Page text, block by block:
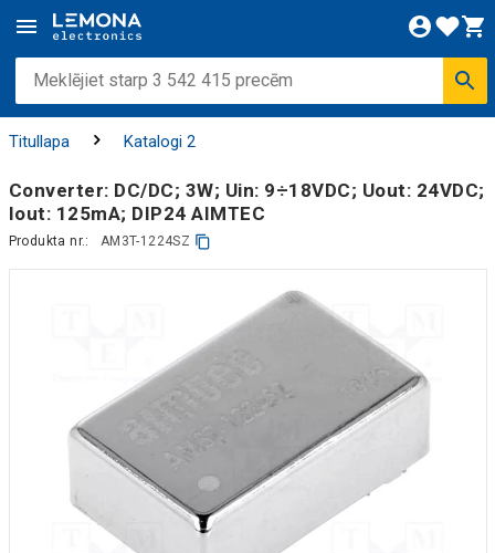
Titullapa Katalogi 2
Converter: DC/DC; 3W; Uin: 9÷18VDC; Uout: 24VDC;
Iout: 125mA; DIP24 AIMTEC
Produkta nr.: AM3T-1224SZ